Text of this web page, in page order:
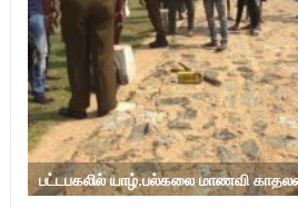
பட்டபகலில் யாழ்.பல்கலை மாணவி